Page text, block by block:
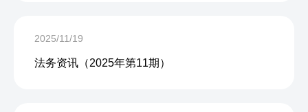
2025/11/19
法务资讯（2025年第11期）